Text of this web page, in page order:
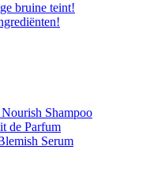
bruine teint!
Shampoo
de Parfum
Serum